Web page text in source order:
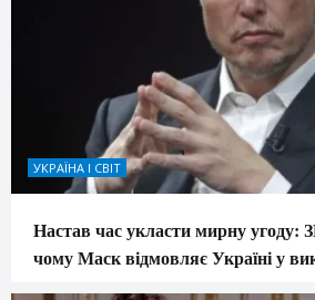
УКРАЇНА І СВІТ
Настав час укласти мирну угоду:
чому Маск відмовляє Україні у